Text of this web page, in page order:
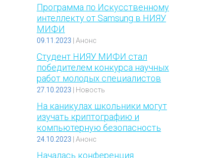
Программа по Искусственному
интеллекту от Samsung в НИЯУ
МИФИ
09.11.2023 Анонс
Студент НИЯУ МИФИ стал
победителем конкурса научных
работ молодых специалистов
27.10.2023 Новость
На каникулах школьники могут
изучать криптографию и
компьютерную безопасность
24.10.2023 Анонс
Началась конференция